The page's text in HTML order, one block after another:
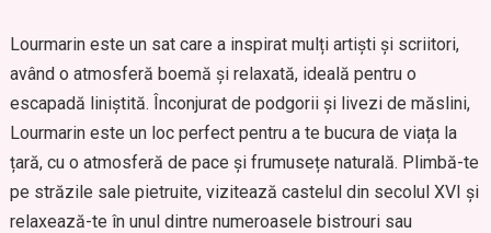
Lourmarin este un sat care a inspirat mulți artiști și scriitori,
având o atmosferă boemă și relaxată, ideală pentru o
escapadă liniștită. Înconjurat de podgorii și livezi de măslini,
Lourmarin este un loc perfect pentru a te bucura de viața la
țară, cu o atmosferă de pace și frumusețe naturală. Plimbă-te
pe străzile sale pietruite, vizitează castelul din secolul XVI și
relaxează-te în unul dintre numeroasele bistrouri sau